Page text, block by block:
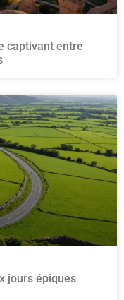
captivant entre
jours épiques